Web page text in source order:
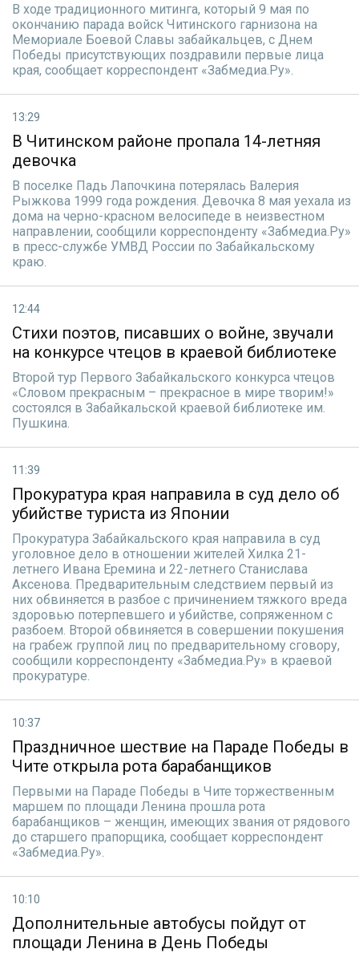
В ходе традиционного митинга, который 9 мая по
окончанию парада войск Читинского гарнизона на
Мемориале Боевой Славы забайкальцев, с Днем
Победы присутствующих поздравили первые лица
края, сообщает корреспондент «Забмедиа.Ру».
13:29
В Читинском районе пропала 14-летняя
девочка
В поселке Падь Лапочкина потерялась Валерия
Рыжкова 1999 года рождения. Девочка 8 мая уехала из
дома на черно-красном велосипеде в неизвестном
направлении, сообщили корреспонденту «Забмедиа.Ру»
в пресс-службе УМВД России по Забайкальскому
краю.
12:44
Стихи поэтов, писавших о войне, звучали
на конкурсе чтецов в краевой библиотеке
Второй тур Первого Забайкальского конкурса чтецов
«Словом прекрасным – прекрасное в мире творим!»
состоялся в Забайкальской краевой библиотеке им.
Пушкина.
11:39
Прокуратура края направила в суд дело об
убийстве туриста из Японии
Прокуратура Забайкальского края направила в суд
уголовное дело в отношении жителей Хилка 21-
летнего Ивана Еремина и 22-летнего Станислава
Аксенова. Предварительным следствием первый из
них обвиняется в разбое с причинением тяжкого вреда
здоровью потерпевшего и убийстве, сопряженном с
разбоем. Второй обвиняется в совершении покушения
на грабеж группой лиц по предварительному сговору,
сообщили корреспонденту «Забмедиа.Ру» в краевой
прокуратуре.
10:37
Праздничное шествие на Параде Победы в
Чите открыла рота барабанщиков
Первыми на Параде Победы в Чите торжественным
маршем по площади Ленина прошла рота
барабанщиков – женщин, имеющих звания от рядового
до старшего прапорщика, сообщает корреспондент
«Забмедиа.Ру».
10:10
Дополнительные автобусы пойдут от
площади Ленина в День Победы